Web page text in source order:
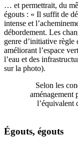
… et permettrait, du
égouts : « Il suffit de
intense et
débordement. Les
genre d’initiative règle
améliorant l’espace
l’eau et des
sur la photo).
Selon les
aménagement
l’équivalent
Égouts, égouts